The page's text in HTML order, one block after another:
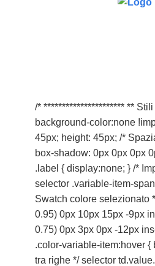
/* ********************** **
background-color:none
45px; height: 45px; /*
box-shadow: 0px 0px 0px
.label { display:none; } /*
selector .variable-item-
Swatch colore selezionato
0.95) 0px 10px 15px -9px
0.75) 0px 3px 0px -12px
.color-variable-item:hover {
tra righe */ selector